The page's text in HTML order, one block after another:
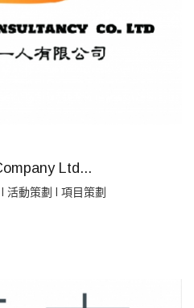
Ltd...
活動策劃 l 項目策劃